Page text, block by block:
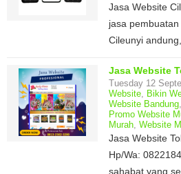
Jasa Website
jasa
Cileunyi
Jasa Website
Tuesday 12
Website, Bikin
Website Bandung,
Promo Website
Murah, Website
Jasa Website
Hp/Wa:
sahabat yang